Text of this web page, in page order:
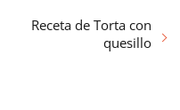
Receta de Torta con
quesillo